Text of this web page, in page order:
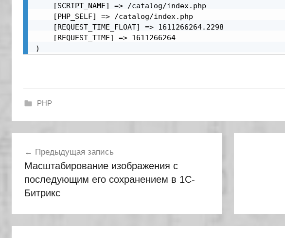
    [SCRIPT_NAME] => /catalog/index.php
    [PHP_SELF] => /catalog/index.php
    [REQUEST_TIME_FLOAT] => 1611266264.2298
    [REQUEST_TIME] => 1611266264
)
PHP
по
записям
Предыдущая запись
Масштабирование изображения с
последующим его сохранением в 1С-
Битрикс